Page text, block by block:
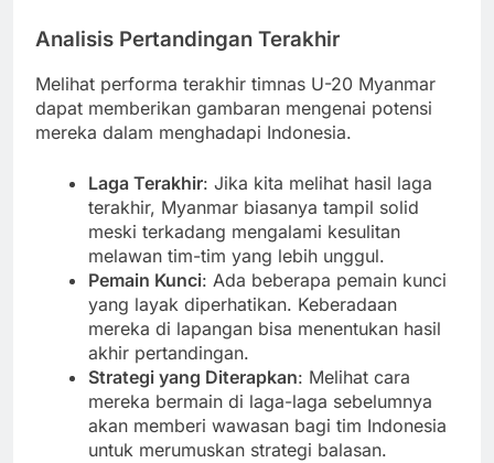
Analisis Pertandingan Terakhir
Melihat performa terakhir timnas U-20 Myanmar
dapat memberikan gambaran mengenai potensi
mereka dalam menghadapi Indonesia.
Laga Terakhir: Jika kita melihat hasil laga
terakhir, Myanmar biasanya tampil solid
meski terkadang mengalami kesulitan
melawan tim-tim yang lebih unggul.
Pemain Kunci: Ada beberapa pemain kunci
yang layak diperhatikan. Keberadaan
mereka di lapangan bisa menentukan hasil
akhir pertandingan.
Strategi yang Diterapkan: Melihat cara
mereka bermain di laga-laga sebelumnya
akan memberi wawasan bagi tim Indonesia
untuk merumuskan strategi balasan.